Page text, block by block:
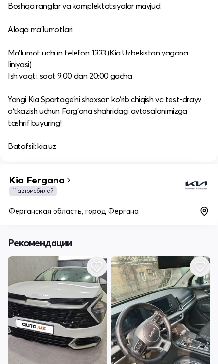
Boshqa ranglar va komplektatsiyalar mavjud.​
Aloqa ma’lumotlari:
Ma’lumot uchun telefon: 1333 (Kia Uzbekistan yagona
liniyasi)​
Ish vaqti: soat 9:00 dan 20:00 gacha​
Yangi Kia Sportage'ni shaxsan ko‘rib chiqish va test-drayv
o‘tkazish uchun Farg'ona shahridagi avtosalonimizga
tashrif buyuring!​
Batafsil: kia.uz
Kia Fergana
11 автомобилей
Ферганская область, город Фергана
Рекомендации